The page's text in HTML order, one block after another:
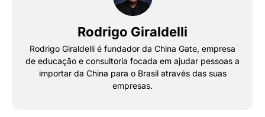
Rodrigo Giraldelli
Rodrigo Giraldelli é fundador da China Gate, empresa
de educação e consultoria focada em ajudar pessoas a
importar da China para o Brasil através das suas
empresas.